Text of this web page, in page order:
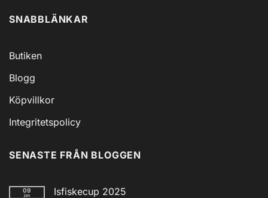
SNABBLÄNKAR
Butiken
Blogg
Köpvillkor
Integritetspolicy
SENASTE FRÅN BLOGGEN
09
jan Isfiskecup 2025